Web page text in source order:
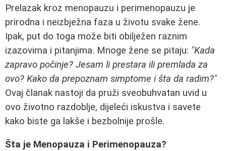
Prelazak kroz menopauzu i perimenopauzu je
prirodna i neizbježna faza u životu svake žene.
Ipak, put do toga može biti obilježen raznim
izazovima i pitanjima. Mnoge žene se pitaju: "Kada
zapravo počinje? Jesam li prestara ili premlada za
ovo? Kako da prepoznam simptome i šta da radim?"
Ovaj članak nastoji da pruži sveobuhvatan uvid u
ovo životno razdoblje, dijeleći iskustva i savete
kako biste ga lakše i bezbolnije prošle.
Šta je Menopauza i Perimenopauza?